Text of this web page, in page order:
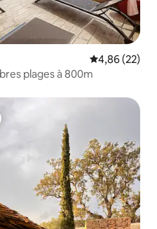
Évaluation
4,86 (22)
Villa Bonifacio piscine 4 chambres plages à 800m
appréciés